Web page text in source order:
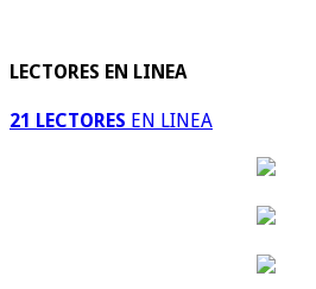
LECTORES EN LINEA
21 LECTORES EN LINEA